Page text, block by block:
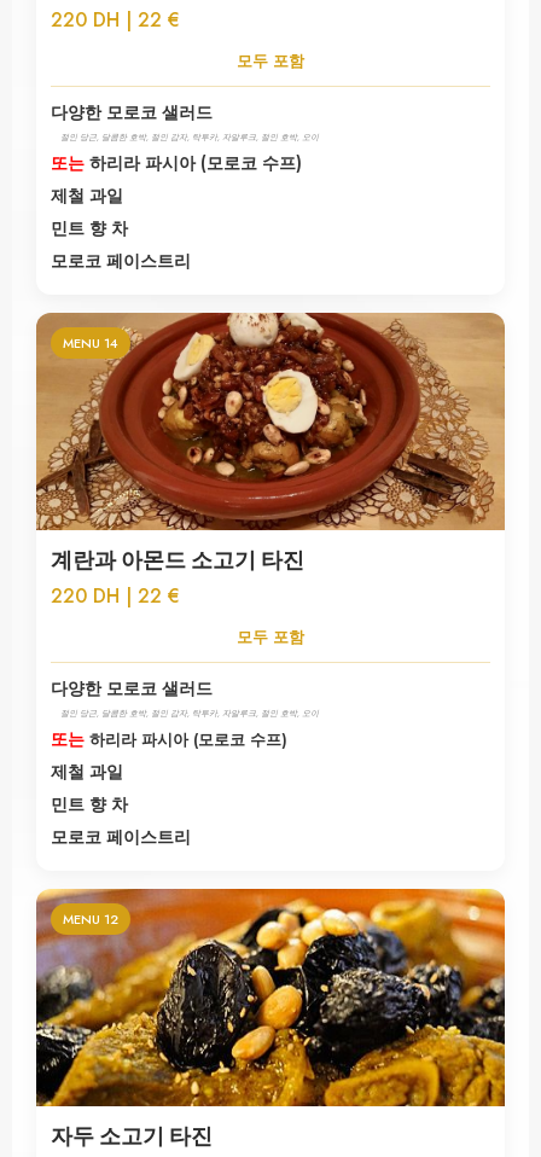
220 DH | 22 €
모두 포함
다양한 모로코 샐러드
절인 당근, 달콤한 호박, 절인 감자, 탁투카, 자알루크, 절인 호박, 오이
또는 하리라 파시아 (모로코 수프)
제철 과일
민트 향 차
모로코 페이스트리
MENU 14
계란과 아몬드 소고기 타진
220 DH | 22 €
모두 포함
다양한 모로코 샐러드
절인 당근, 달콤한 호박, 절인 감자, 탁투카, 자알루크, 절인 호박, 오이
또는 하리라 파시아 (모로코 수프)
제철 과일
민트 향 차
모로코 페이스트리
MENU 12
자두 소고기 타진